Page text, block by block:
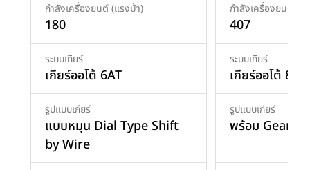
กำลังเครื่องยนต์ (แรงม้า)
180
ระบบเกียร์
เกียร์ออโต้ 6AT
รูปแบบเกียร์
แบบหมุน Dial Type Shift
by Wire
กำลังเครื่องยนต์ (แ
407
ระบบเกียร์
เกียร์ออโต้ 8AT
รูปแบบเกียร์
พร้อม